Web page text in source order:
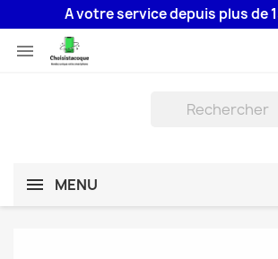
A votre service depuis plus de 15

MENU